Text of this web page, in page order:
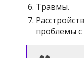
Травмы.
проблемы